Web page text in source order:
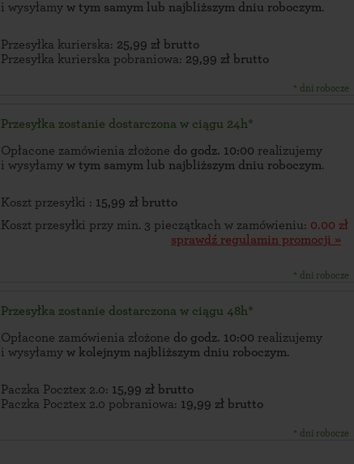
i wysyłamy w tym samym lub najbliższym dniu roboczym.
Przesyłka kurierska: 25,99 zł brutto
Przesyłka kurierska pobraniowa: 29,99 zł brutto
* dni robocze
Przesyłka zostanie dostarczona w ciągu 24h*
Opłacone zamówienia złożone do godz. 10:00 realizujemy
i wysyłamy w tym samym lub najbliższym dniu roboczym.
Koszt przesyłki : 15,99 zł brutto
Koszt przesyłki przy min. 3 pieczątkach w zamówieniu: 0.00 zł
sprawdź regulamin promocji »
* dni robocze
Przesyłka zostanie dostarczona w ciągu 48h*
Opłacone zamówienia złożone do godz. 10:00 realizujemy
i wysyłamy w kolejnym najbliższym dniu roboczym.
Paczka Pocztex 2.0: 15,99 zł brutto
Paczka Pocztex 2.0 pobraniowa: 19,99 zł brutto
* dni robocze